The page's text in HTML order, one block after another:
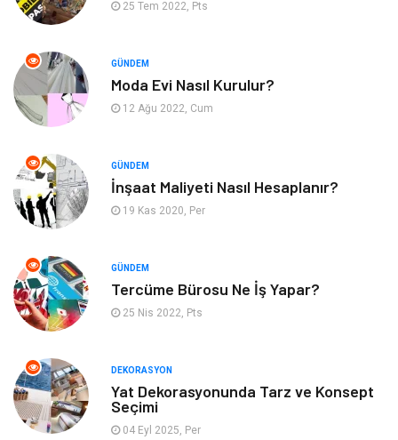
Güzellik & Bakım Tatil
Aksesuar Eğitim Kurumları
Hizmet
Mobilya
İnternet
Nakliyat
Hediyelik Eşya
25 Tem 2022, Pts
GÜNDEM
Moda Evi Nasıl Kurulur?
12 Ağu 2022, Cum
GÜNDEM
İnşaat Maliyeti Nasıl Hesaplanır?
19 Kas 2020, Per
GÜNDEM
Tercüme Bürosu Ne İş Yapar?
25 Nis 2022, Pts
DEKORASYON
Yat Dekorasyonunda Tarz ve Konsept
Seçimi
04 Eyl 2025, Per